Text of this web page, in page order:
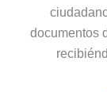
documentos